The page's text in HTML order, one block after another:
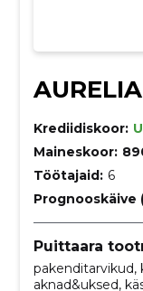
Krediidiskoor:
Maineskoor:
Töötajaid: 6
Prognooskäive
Puittaara
pakenditarvikud,
aknad&uksed,